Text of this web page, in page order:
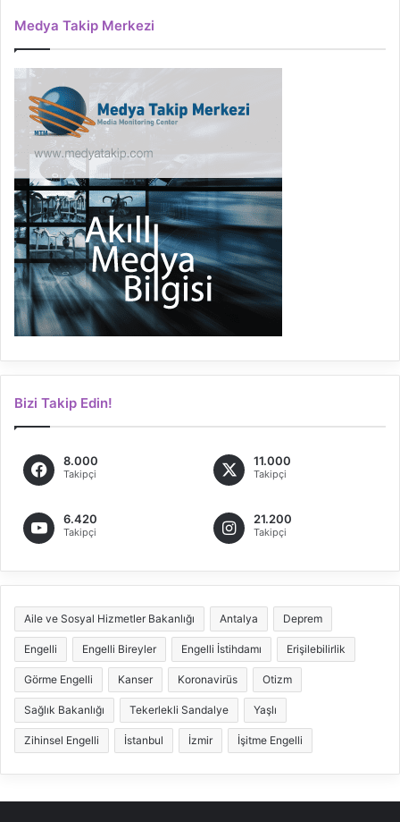
Medya Takip Merkezi
Bizi Takip Edin!
8.000
Takipçi
11.000
Takipçi
6.420
Takipçi
21.200
Takipçi
Aile ve Sosyal Hizmetler Bakanlığı Antalya Deprem
Engelli Engelli Bireyler Engelli İstihdamı Erişilebilirlik
Görme Engelli Kanser Koronavirüs Otizm
Sağlık Bakanlığı Tekerlekli Sandalye Yaşlı
Zihinsel Engelli İstanbul İzmir İşitme Engelli